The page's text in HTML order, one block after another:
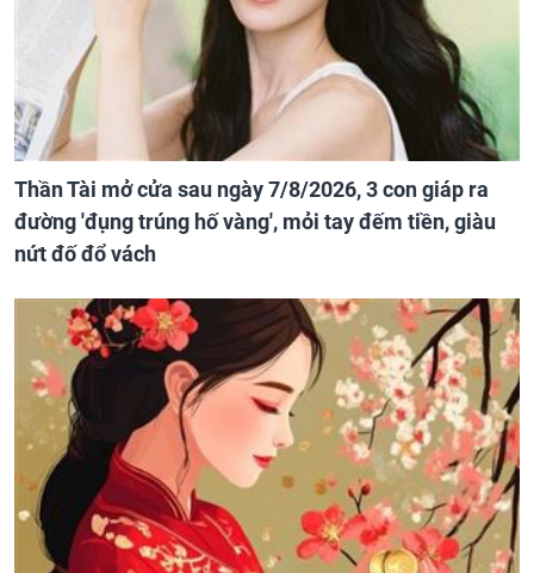
Thần Tài mở cửa sau ngày 7/8/2026, 3 con giáp ra
đường 'đụng trúng hố vàng', mỏi tay đếm tiền, giàu
nứt đố đổ vách